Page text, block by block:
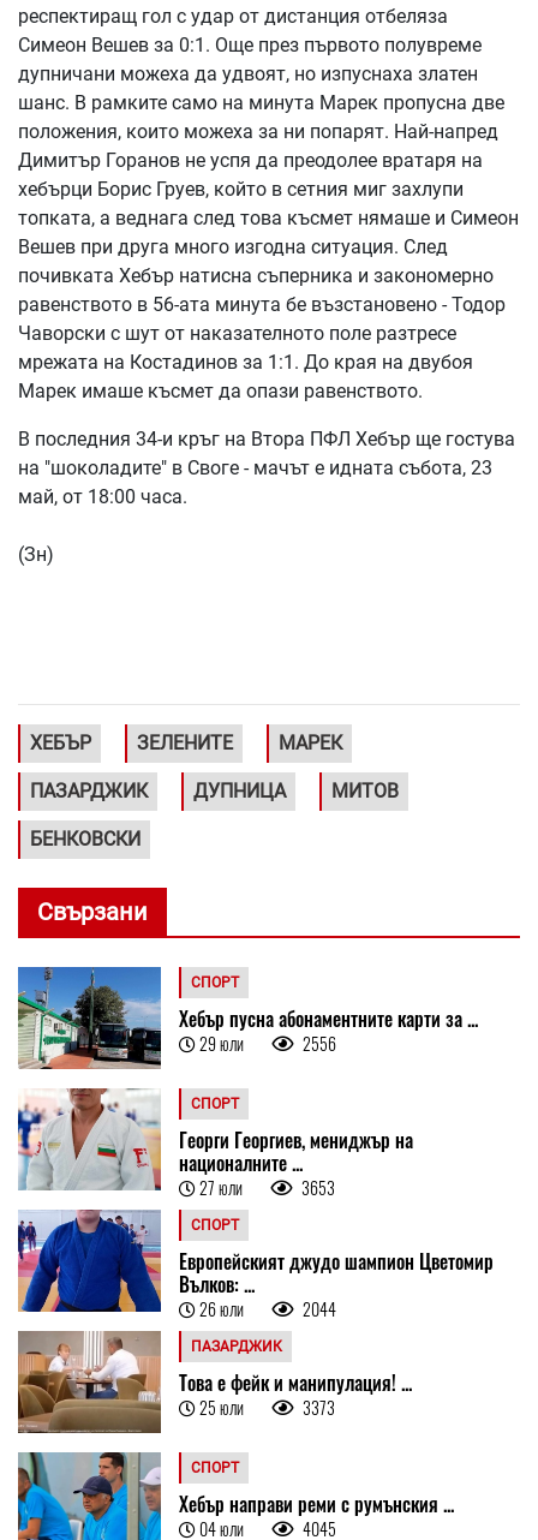
респектиращ гол с удар от дистанция отбеляза
Симеон Вешев за 0:1. Още през първото полувреме
дупничани можеха да удвоят, но изпуснаха златен
шанс. В рамките само на минута Марек пропусна две
положения, които можеха за ни попарят. Най-напред
Димитър Горанов не успя да преодолее вратаря на
хебърци Борис Груев, който в сетния миг захлупи
топката, а веднага след това късмет нямаше и Симеон
Вешев при друга много изгодна ситуация. След
почивката Хебър натисна съперника и закономерно
равенството в 56-ата минута бе възстановено - Тодор
Чаворски с шут от наказателното поле разтресе
мрежата на Костадинов за 1:1. До края на двубоя
Марек имаше късмет да опази равенството.
В последния 34-и кръг на Втора ПФЛ Хебър ще гостува
на "шоколадите" в Своге - мачът е идната събота, 23
май, от 18:00 часа.
(Зн)
ХЕБЪР ЗЕЛЕНИТЕ МАРЕК
ПАЗАРДЖИК ДУПНИЦА МИТОВ
БЕНКОВСКИ
Свързани
СПОРТ
Хебър пусна абонаментните карти за ...
29 юли 2556
СПОРТ
Георги Георгиев, мениджър на
националните ...
27 юли 3653
СПОРТ
Европейският джудо шампион Цветомир
Вълков: ...
26 юли 2044
ПАЗАРДЖИК
Това е фейк и манипулация! ...
25 юли 3373
СПОРТ
Хебър направи реми с румънския ...
04 юли 4045